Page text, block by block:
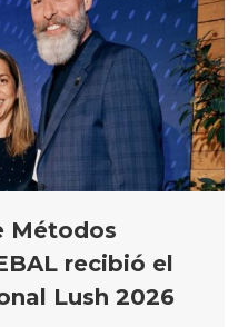
Métodos
recibió el
Lush 2026